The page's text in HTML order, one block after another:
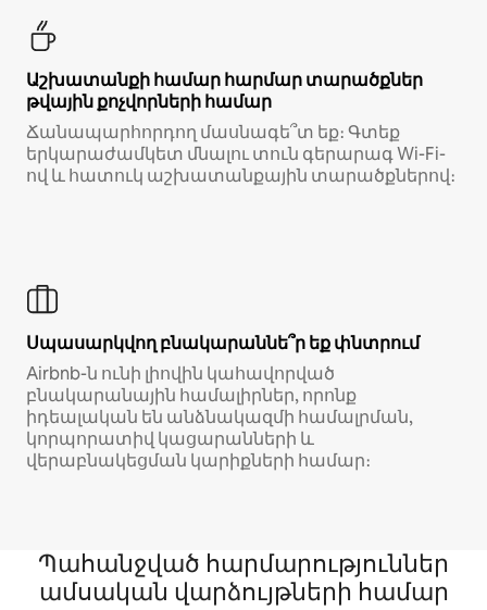
Աշխատանքի համար հարմար տարածքներ
թվային քոչվորների համար
Ճանապարհորդող մասնագե՞տ եք։ Գտեք
երկարաժամկետ մնալու տուն գերարագ Wi-Fi-
ով և հատուկ աշխատանքային տարածքներով։
Սպասարկվող բնակարաննե՞ր եք փնտրում
Airbnb-ն ունի լիովին կահավորված
բնակարանային համալիրներ, որոնք
իդեալական են անձնակազմի համալրման,
կորպորատիվ կացարանների և
վերաբնակեցման կարիքների համար։
Պահանջված հարմարություններ
ամսական վարձույթների համար